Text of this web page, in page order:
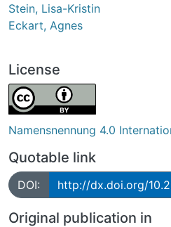
Stein, Lisa-Kristin
Eckart, Agnes
License
Namensnennung 4.0
Quotable link
DOI: http://dx.doi.org/
Original publication in